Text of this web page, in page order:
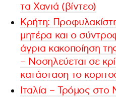
τα Χανιά (βίντεο)
Κρήτη:
μητέρα και ο
άγρια κακοποίηση
– Νοσηλεύεται σε
κατάσταση το
Ιταλία – Τρόμος στο